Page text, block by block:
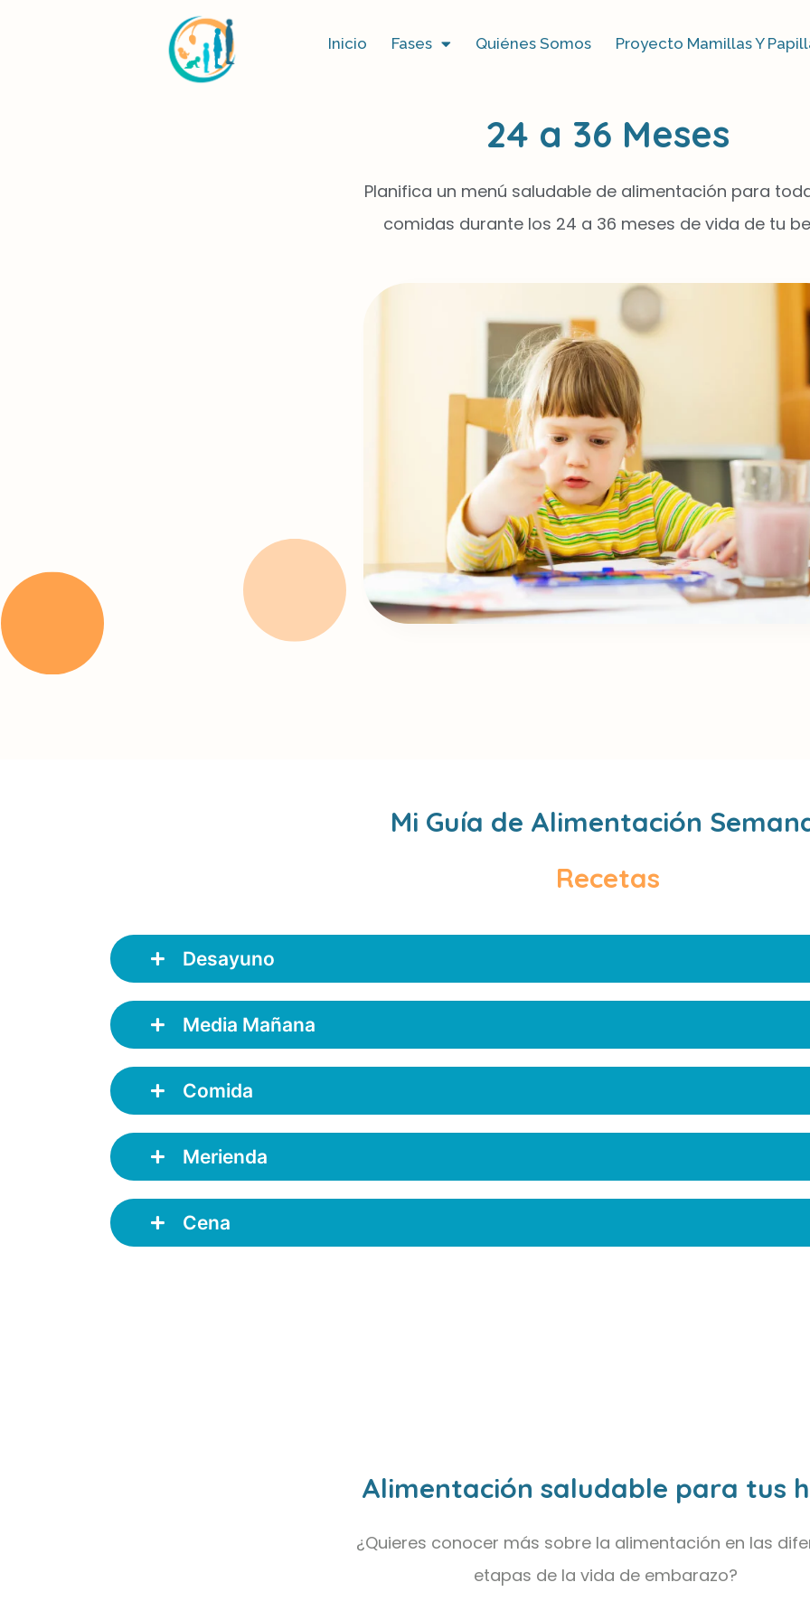
Inicio Fases Quiénes Somos Proyecto Mamillas Y
24 a 36 Meses
Planifica un menú saludable de alimentación para
comidas durante los 24 a 36 meses de vida de tu
Mi Guía de Alimentación
Recetas
Desayuno
Media Mañana
Comida
Merienda
Cena
Alimentación saludable para tus
¿Quieres conocer más sobre la alimentación en las
etapas de la vida de embarazo?